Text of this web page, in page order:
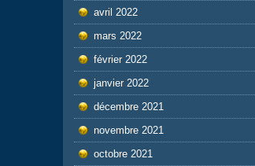
avril 2022
mars 2022
février 2022
janvier 2022
décembre 2021
novembre 2021
octobre 2021